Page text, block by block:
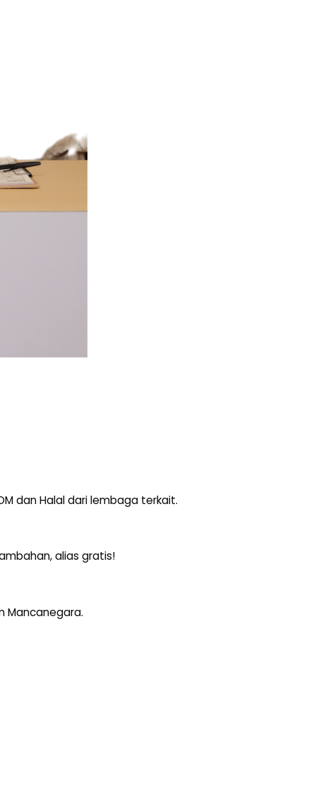
dan Halal dari lembaga terkait.
alias gratis!
Mancanegara.